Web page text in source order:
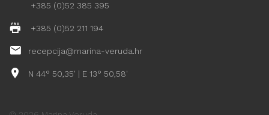
+385 (0)52 385 395
+385 (0)52 211 194
recepcija@marina-veruda.hr
N 44° 50,35' | E 13° 50,58'